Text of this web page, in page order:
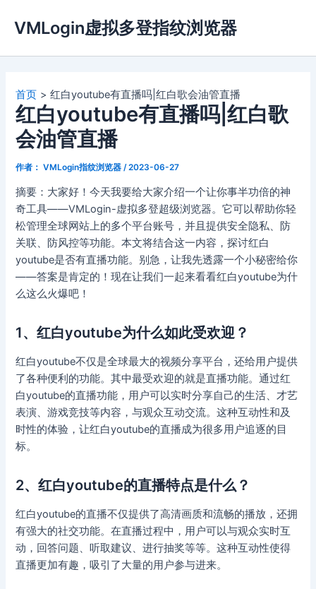
容
VMLogin虚拟多登指纹浏览器
首页 红白youtube有直播吗|红白歌会油管直播
红白youtube有直播吗|红白歌
会油管直播
作者： VMLogin指纹浏览器 /2023-06-27
摘要：大家好！今天我要给大家介绍一个让你事半功倍的神
奇工具——VMLogin-虚拟多登超级浏览器。它可以帮助你轻
松管理全球网站上的多个平台账号，并且提供安全隐私、防
关联、防风控等功能。本文将结合这一内容，探讨红白
youtube是否有直播功能。别急，让我先透露一个小秘密给你
——答案是肯定的！现在让我们一起来看看红白youtube为什
么这么火爆吧！
1、红白youtube为什么如此受欢迎？
红白youtube不仅是全球最大的视频分享平台，还给用户提供
了各种便利的功能。其中最受欢迎的就是直播功能。通过红
白youtube的直播功能，用户可以实时分享自己的生活、才艺
表演、游戏竞技等内容，与观众互动交流。这种互动性和及
时性的体验，让红白youtube的直播成为很多用户追逐的目
标。
2、红白youtube的直播特点是什么？
红白youtube的直播不仅提供了高清画质和流畅的播放，还拥
有强大的社交功能。在直播过程中，用户可以与观众实时互
动，回答问题、听取建议、进行抽奖等等。这种互动性使得
直播更加有趣，吸引了大量的用户参与进来。